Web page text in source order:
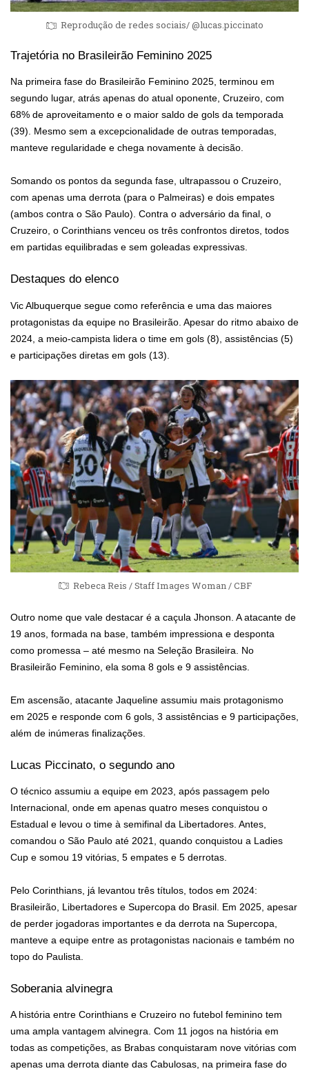
Reprodução de redes sociais/ @lucas.piccinato
Trajetória no Brasileirão Feminino 2025
Na primeira fase do Brasileirão Feminino 2025, terminou em
segundo lugar, atrás apenas do atual oponente, Cruzeiro, com
68% de aproveitamento e o maior saldo de gols da temporada
(39). Mesmo sem a excepcionalidade de outras temporadas,
manteve regularidade e chega novamente à decisão.
Somando os pontos da segunda fase, ultrapassou o Cruzeiro,
com apenas uma derrota (para o Palmeiras) e dois empates
(ambos contra o São Paulo). Contra o adversário da final, o
Cruzeiro, o Corinthians venceu os três confrontos diretos, todos
em partidas equilibradas e sem goleadas expressivas.
Destaques do elenco
Vic Albuquerque segue como referência e uma das maiores
protagonistas da equipe no Brasileirão. Apesar do ritmo abaixo de
2024, a meio-campista lidera o time em gols (8), assistências (5)
e participações diretas em gols (13).
Rebeca Reis / Staff Images Woman / CBF
Outro nome que vale destacar é a caçula Jhonson. A atacante de
19 anos, formada na base, também impressiona e desponta
como promessa – até mesmo na Seleção Brasileira. No
Brasileirão Feminino, ela soma 8 gols e 9 assistências.
Em ascensão, atacante Jaqueline assumiu mais protagonismo
em 2025 e responde com 6 gols, 3 assistências e 9 participações,
além de inúmeras finalizações.
Lucas Piccinato, o segundo ano
O técnico assumiu a equipe em 2023, após passagem pelo
Internacional, onde em apenas quatro meses conquistou o
Estadual e levou o time à semifinal da Libertadores. Antes,
comandou o São Paulo até 2021, quando conquistou a Ladies
Cup e somou 19 vitórias, 5 empates e 5 derrotas.
Pelo Corinthians, já levantou três títulos, todos em 2024:
Brasileirão, Libertadores e Supercopa do Brasil. Em 2025, apesar
de perder jogadoras importantes e da derrota na Supercopa,
manteve a equipe entre as protagonistas nacionais e também no
topo do Paulista.
Soberania alvinegra
A história entre Corinthians e Cruzeiro no futebol feminino tem
uma ampla vantagem alvinegra. Com 11 jogos na história em
todas as competições, as Brabas conquistaram nove vitórias com
apenas uma derrota diante das Cabulosas, na primeira fase do